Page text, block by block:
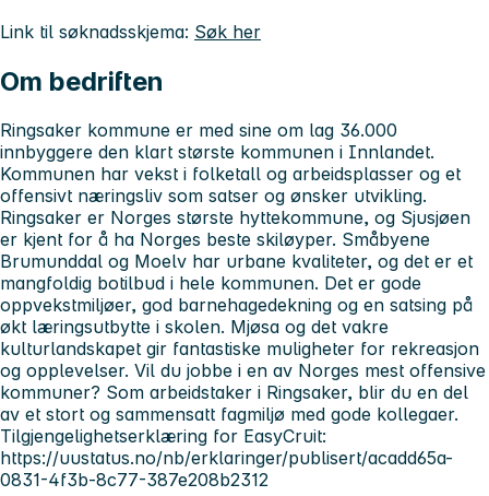
Link til søknadsskjema: Søk her
Om bedriften
Ringsaker kommune er med sine om lag 36.000
innbyggere den klart største kommunen i Innlandet.
Kommunen har vekst i folketall og arbeidsplasser og et
offensivt næringsliv som satser og ønsker utvikling.
Ringsaker er Norges største hyttekommune, og Sjusjøen
er kjent for å ha Norges beste skiløyper. Småbyene
Brumunddal og Moelv har urbane kvaliteter, og det er et
mangfoldig botilbud i hele kommunen. Det er gode
oppvekstmiljøer, god barnehagedekning og en satsing på
økt læringsutbytte i skolen. Mjøsa og det vakre
kulturlandskapet gir fantastiske muligheter for rekreasjon
og opplevelser. Vil du jobbe i en av Norges mest offensive
kommuner? Som arbeidstaker i Ringsaker, blir du en del
av et stort og sammensatt fagmiljø med gode kollegaer.
Tilgjengelighetserklæring for EasyCruit:
https://uustatus.no/nb/erklaringer/publisert/acadd65a-
0831-4f3b-8c77-387e208b2312